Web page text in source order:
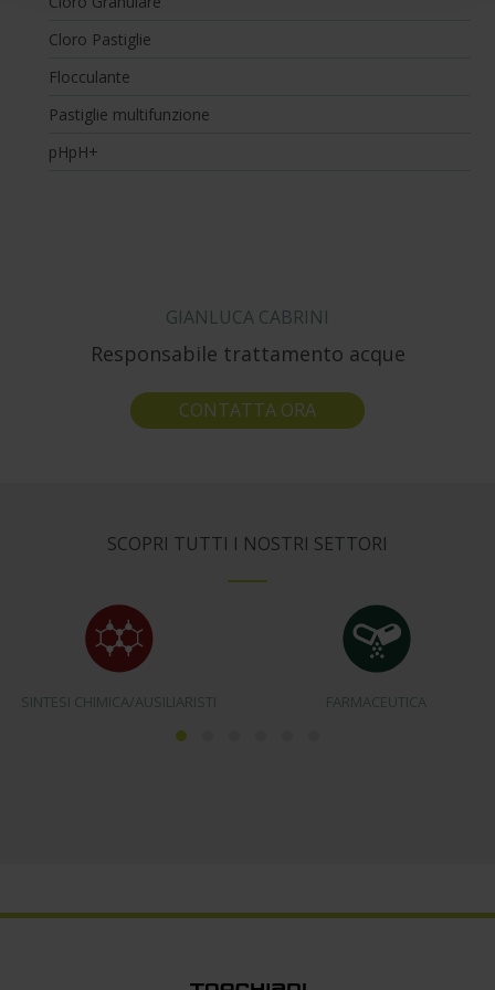
funzionamento del sito. Per tutte le informazioni complete
sopra.
Cloro Pastiglie
Flocculante
Pastiglie multifunzione
pHpH+
GIANLUCA CABRINI
Responsabile trattamento acque
CONTATTA ORA
SCOPRI TUTTI I NOSTRI SETTORI
SINTESI CHIMICA/AUSILIARISTI FARMACEUTICA